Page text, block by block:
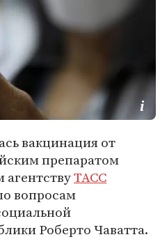
вакцинация от
препаратом
агентствуТАСС
вопросам
Роберто Чаватта.